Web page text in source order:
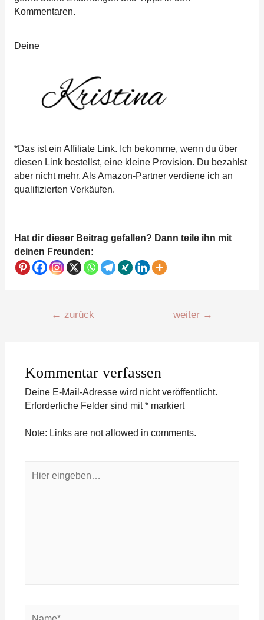
Kommentaren.
Deine
*Das ist ein Affiliate Link. Ich bekomme, wenn du über
diesen Link bestellst, eine kleine Provision. Du bezahlst
aber nicht mehr. Als Amazon-Partner verdiene ich an
qualifizierten Verkäufen.
Hat dir dieser Beitrag gefallen? Dann teile ihn mit
deinen Freunden:
Beitragsnavigation
← zurück weiter →
Kommentar verfassen
Deine E-Mail-Adresse wird nicht veröffentlicht.
Erforderliche Felder sind mit*markiert
Note: Links are not allowed in comments.
eingeben…